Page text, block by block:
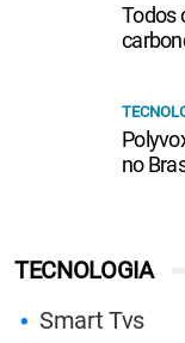
TECNOLOGIA
Smart Tvs
Todos
no